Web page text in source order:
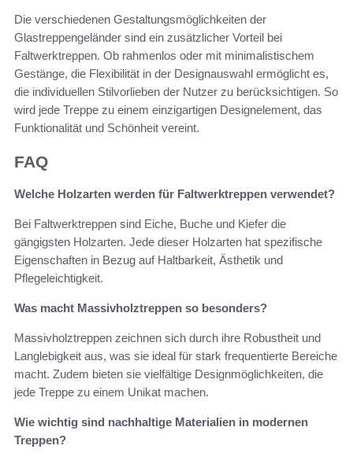
Die verschiedenen Gestaltungsmöglichkeiten der
Glastreppengeländer sind ein zusätzlicher Vorteil bei
Faltwerktreppen. Ob rahmenlos oder mit minimalistischem
Gestänge, die Flexibilität in der Designauswahl ermöglicht es,
die individuellen Stilvorlieben der Nutzer zu berücksichtigen. So
wird jede Treppe zu einem einzigartigen Designelement, das
Funktionalität und Schönheit vereint.
FAQ
Welche Holzarten werden für Faltwerktreppen verwendet?
Bei Faltwerktreppen sind Eiche, Buche und Kiefer die
gängigsten Holzarten. Jede dieser Holzarten hat spezifische
Eigenschaften in Bezug auf Haltbarkeit, Ästhetik und
Pflegeleichtigkeit.
Was macht Massivholztreppen so besonders?
Massivholztreppen zeichnen sich durch ihre Robustheit und
Langlebigkeit aus, was sie ideal für stark frequentierte Bereiche
macht. Zudem bieten sie vielfältige Designmöglichkeiten, die
jede Treppe zu einem Unikat machen.
Wie wichtig sind nachhaltige Materialien in modernen
Treppen?